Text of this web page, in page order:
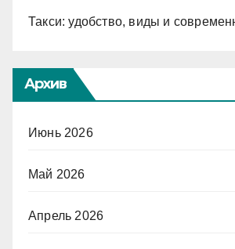
Такси: удобство, виды и
Архив
Июнь 2026
Май 2026
Апрель 2026